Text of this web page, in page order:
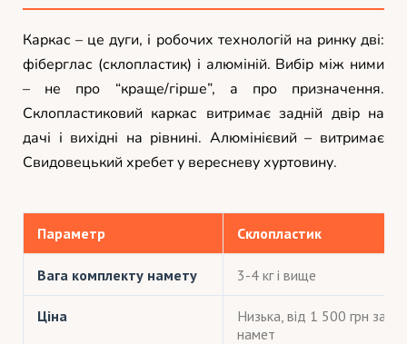
Каркас – це дуги, і робочих технологій на ринку дві:
фіберглас (склопластик) і алюміній. Вибір між ними
– не про “краще/гірше”, а про призначення.
Склопластиковий каркас витримає задній двір на
дачі і вихідні на рівнині. Алюмінієвий – витримає
Свидовецький хребет у вересневу хуртовину.
Параметр Склопластик
Вага комплекту намету 3-4 кг і вище
Ціна
Низька, від 1 500 грн за
намет